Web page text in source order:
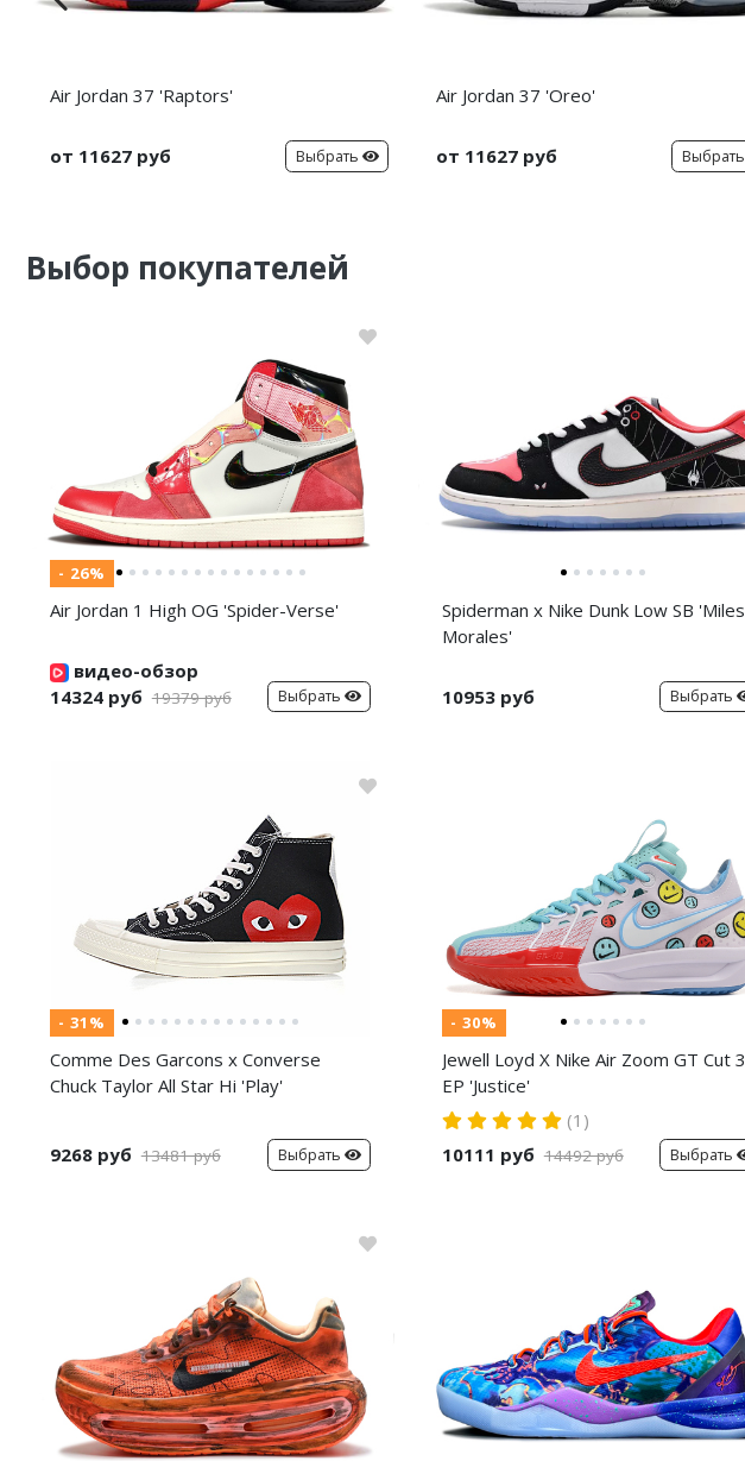
Air Jordan 37 'Raptors'
от 11627 руб Выбрать
Air Jordan 37 'Oreo'
от 11627 руб Выбрать
Выбор покупателей
- 26%
Air Jordan 1 High OG 'Spider-Verse'
видео-обзор
14324 руб 19379 руб Выбрать
Spiderman x Nike Dunk Low SB 'Miles
Morales'
10953 руб Выбрать
- 31%
Comme Des Garcons x Converse
Chuck Taylor All Star Hi 'Play'
9268 руб 13481 руб Выбрать
- 30%
Jewell Loyd X Nike Air Zoom GT Cut 3
EP 'Justice'
(1)
10111 руб 14492 руб Выбрать